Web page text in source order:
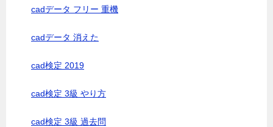
cadデータ フリー 重機
cadデータ 消えた
cad検定 2019
cad検定 3級 やり方
cad検定 3級 過去問